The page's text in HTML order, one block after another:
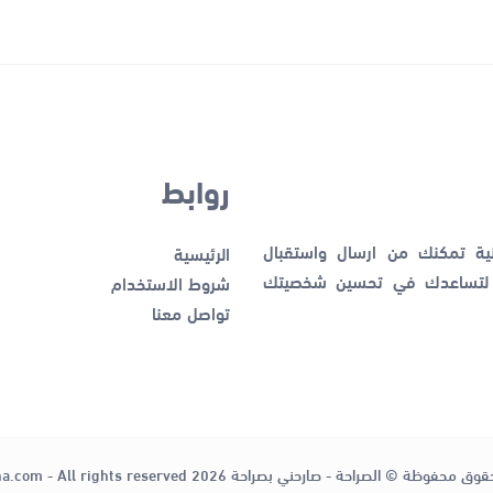
تمكنك من ارسال واستقبال
لتساعدك في تحسين شخصيتك
روابط
الرئيسية
شروط الاستخدام
تواصل معنا
محفوظة © الصراحة - صارحني بصراحة 2026 - All rights reserved